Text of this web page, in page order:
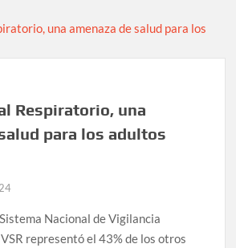
la
“El
Mayo”
Respiratorio, una
para los adultos
Nacional de Vigilancia
representó el 43% de los otros